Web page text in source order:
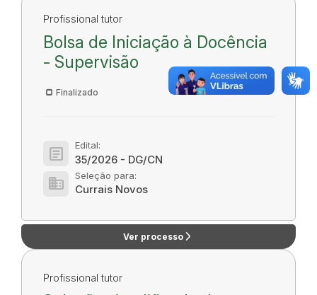
Profissional tutor
Bolsa de Iniciação à Docência
- Supervisão
Finalizado
article Edital:
35/2026 - DG/CN
domain Seleção para:
Currais Novos
Ver processo arrow_forward_ios
Profissional tutor